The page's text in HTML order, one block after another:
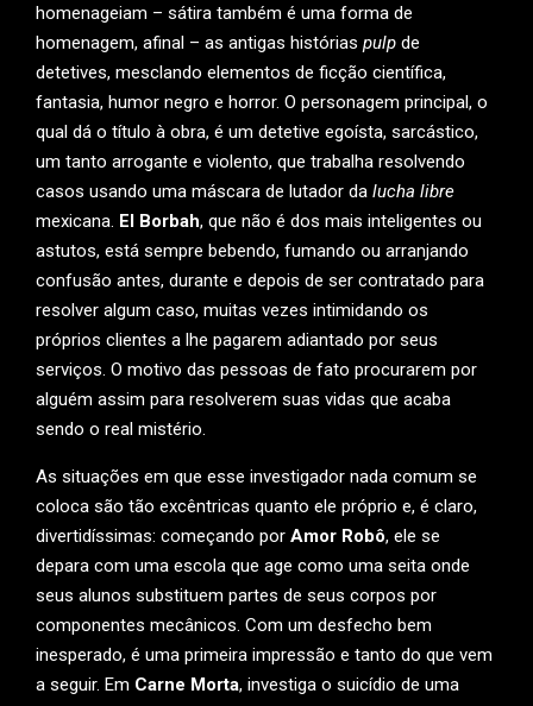
homenageiam – sátira também é uma forma de
homenagem, afinal – as antigas histórias pulp de
detetives, mesclando elementos de ficção científica,
fantasia, humor negro e horror. O personagem principal, o
qual dá o título à obra, é um detetive egoísta, sarcástico,
um tanto arrogante e violento, que trabalha resolvendo
casos usando uma máscara de lutador da lucha libre
mexicana. El Borbah, que não é dos mais inteligentes ou
astutos, está sempre bebendo, fumando ou arranjando
confusão antes, durante e depois de ser contratado para
resolver algum caso, muitas vezes intimidando os
próprios clientes a lhe pagarem adiantado por seus
serviços. O motivo das pessoas de fato procurarem por
alguém assim para resolverem suas vidas que acaba
sendo o real mistério.
As situações em que esse investigador nada comum se
coloca são tão excêntricas quanto ele próprio e, é claro,
divertidíssimas: começando por Amor Robô, ele se
depara com uma escola que age como uma seita onde
seus alunos substituem partes de seus corpos por
componentes mecânicos. Com um desfecho bem
inesperado, é uma primeira impressão e tanto do que vem
a seguir. Em Carne Morta, investiga o suicídio de uma